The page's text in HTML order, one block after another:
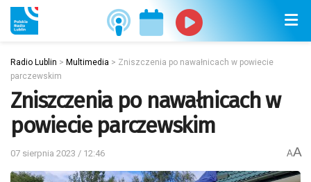
Radio Lublin > Multimedia > Zniszczenia po nawałnicach w powiecie
parczewskim
Zniszczenia po nawałnicach w
powiecie parczewskim
07 sierpnia 2023 / 12:46 AA